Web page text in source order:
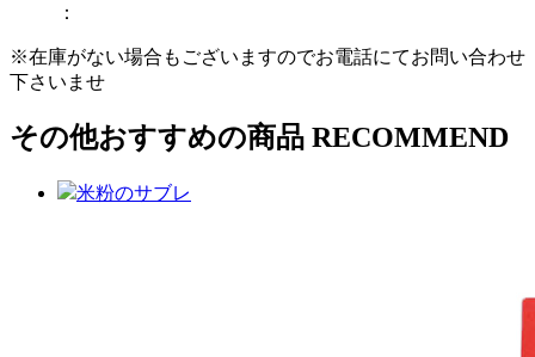
：
※在庫がない場合もございますのでお電話にてお問い合わせ
下さいませ
その他おすすめの商品 RECOMMEND
米粉のサブレ